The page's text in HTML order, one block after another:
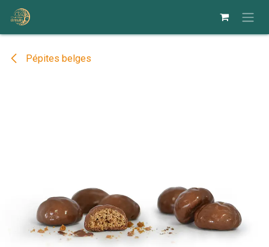
Se rendre au contenu
Pépites belges